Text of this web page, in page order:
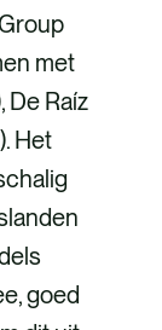
met
De Raíz
Het
goed